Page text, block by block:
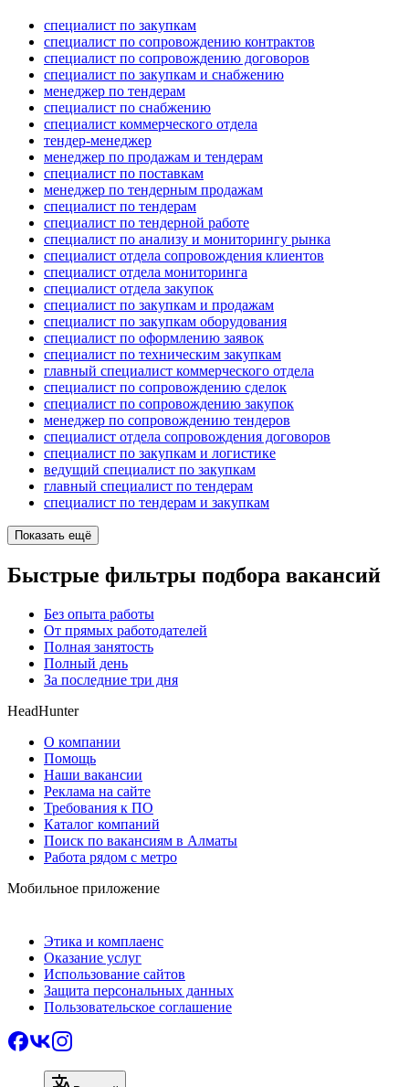
специалист по закупкам
специалист по сопровождению контрактов
специалист по сопровождению договоров
специалист по закупкам и снабжению
менеджер по тендерам
специалист по снабжению
специалист коммерческого отдела
тендер-менеджер
менеджер по продажам и тендерам
специалист по поставкам
менеджер по тендерным продажам
специалист по тендерам
специалист по тендерной работе
специалист по анализу и мониторингу рынка
специалист отдела сопровождения клиентов
специалист отдела мониторинга
специалист отдела закупок
специалист по закупкам и продажам
специалист по закупкам оборудования
специалист по оформлению заявок
специалист по техническим закупкам
главный специалист коммерческого отдела
специалист по сопровождению сделок
специалист по сопровождению закупок
менеджер по сопровождению тендеров
специалист отдела сопровождения договоров
специалист по закупкам и логистике
ведущий специалист по закупкам
главный специалист по тендерам
специалист по тендерам и закупкам
Показать ещё
Быстрые фильтры подбора вакансий
Без опыта работы
От прямых работодателей
Полная занятость
Полный день
За последние три дня
HeadHunter
О компании
Помощь
Наши вакансии
Реклама на сайте
Требования к ПО
Каталог компаний
Поиск по вакансиям в Алматы
Работа рядом с метро
Мобильное приложение
Этика и комплаенс
Оказание услуг
Использование сайтов
Защита персональных данных
Пользовательское соглашение